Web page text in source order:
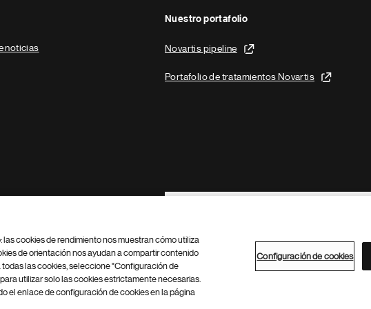
noticias
Nuestro portafolio
Novartis pipeline
Portafolio de tratamientos Novartis
Footer Site Search
Configuración de cookies Mapa del sitio
cookies de rendimiento nos muestran cómo utiliza
de orientación nos ayudan a compartir contenido
las cookies, seleccione "Configuración de
utilizar solo las cookies estrictamente necesarias.
el enlace de configuración de cookies en la página
Configuración de cookies